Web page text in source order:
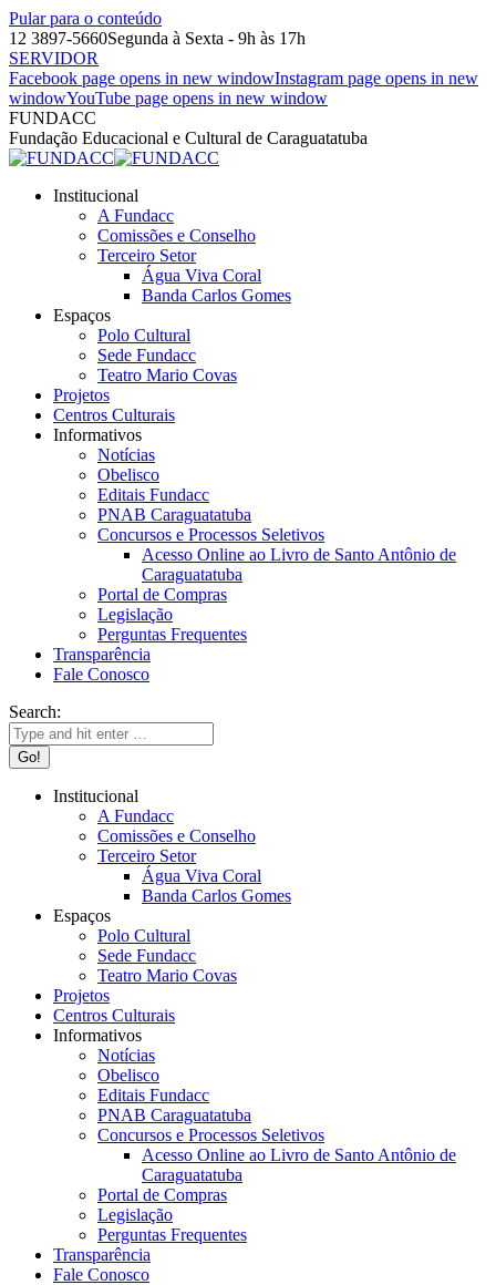
Pular para o conteúdo
12 3897-5660Segunda à Sexta - 9h às 17h
SERVIDOR
Facebook page opens in new windowInstagram page opens in new
windowYouTube page opens in new window
FUNDACC
Fundação Educacional e Cultural de Caraguatatuba
Institucional
A Fundacc
Comissões e Conselho
Terceiro Setor
Água Viva Coral
Banda Carlos Gomes
Espaços
Polo Cultural
Sede Fundacc
Teatro Mario Covas
Projetos
Centros Culturais
Informativos
Notícias
Obelisco
Editais Fundacc
PNAB Caraguatatuba
Concursos e Processos Seletivos
Acesso Online ao Livro de Santo Antônio de
Caraguatatuba
Portal de Compras
Legislação
Perguntas Frequentes
Transparência
Fale Conosco
Search:
Institucional
A Fundacc
Comissões e Conselho
Terceiro Setor
Água Viva Coral
Banda Carlos Gomes
Espaços
Polo Cultural
Sede Fundacc
Teatro Mario Covas
Projetos
Centros Culturais
Informativos
Notícias
Obelisco
Editais Fundacc
PNAB Caraguatatuba
Concursos e Processos Seletivos
Acesso Online ao Livro de Santo Antônio de
Caraguatatuba
Portal de Compras
Legislação
Perguntas Frequentes
Transparência
Fale Conosco